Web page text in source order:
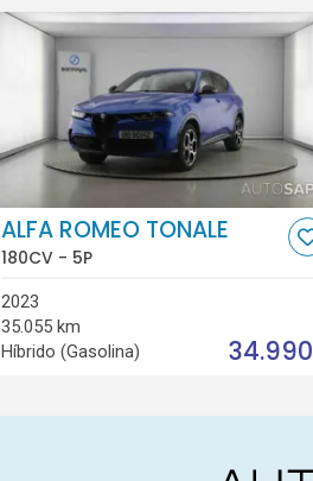
ALFA ROMEO TONALE
180CV - 5P
2023
35.055 km
Híbrido (Gasolina)
34.990